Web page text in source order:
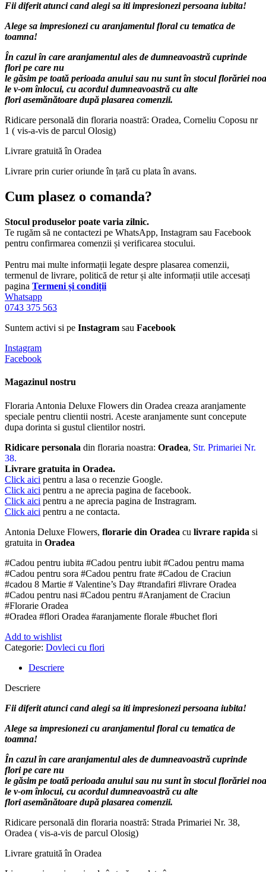
Fii diferit atunci cand alegi sa iti impresionezi persoana iubita!
Alege sa impresionezi cu aranjamentul floral cu tematica de
toamna!
În cazulîn care aranjamentulales de dumneavoastră cuprinde
flori pe care nu
le găsim pe toată perioada anuluisau nu sunt în stoculflorăriei
le v-om înlocui, cu acorduldumneavoastră cu alte
floriasemănătoare după plasarea comenzii.
Ridicare personală din floraria noastră: Oradea, Corneliu Coposu nr
1 ( vis-a-vis de parcul Olosig)
Livrare gratuită în Oradea
Livrare prin curier oriundeîn țară cu plata în avans.
Cum plasez o comanda?
Stocul produselor poate varia zilnic.
Te rugăm să ne contactezi pe WhatsApp, Instagram sau Facebook
pentru confirmarea comenzii și verificarea stocului.
Pentru mai multe informații legate despre plasarea comenzii,
termenul de livrare, politică de retur și alte informații utile accesați
pagina Termeni și condiții
Whatsapp
0743 375 563
Suntem activi si pe Instagram sau Facebook
Instagram
Facebook
Magazinul nostru
Floraria Antonia Deluxe Flowers din Oradea creaza aranjamente
speciale pentru clientii nostri. Aceste aranjamente sunt concepute
dupa dorinta si gustul clientilor nostri.
Ridicare personala din floraria noastra: Oradea, Str. Primariei Nr.
38.
Livrare gratuita in Oradea.
Click aici pentru a lasa o recenzie Google.
Click aici pentru a ne aprecia pagina de facebook.
Click aici pentru a ne aprecia pagina de Instragram.
Click aici pentru a ne contacta.
Antonia Deluxe Flowers, florarie din Oradea cu livrare rapida si
gratuita in Oradea
#Cadou pentru iubita #Cadou pentru iubit #Cadou pentru mama
#Cadou pentru sora #Cadou pentru frate #Cadou de Craciun
#cadou 8 Martie # Valentine’s Day #trandafiri #livrare Oradea
#Cadou pentru nasi #Cadou pentru #Aranjament de Craciun
#Florarie Oradea
#Oradea #flori Oradea #aranjamente florale #buchet flori
Add to wishlist
Categorie: Dovleci cu flori
Descriere
Descriere
Fii diferit atunci cand alegi sa iti impresionezi persoana iubita!
Alege sa impresionezi cu aranjamentul floral cu tematica de
toamna!
În cazulîn care aranjamentulales de dumneavoastră cuprinde
flori pe care nu
le găsim pe toată perioada anuluisau nu sunt în stoculflorăriei
le v-om înlocui, cu acorduldumneavoastră cu alte
floriasemănătoare după plasarea comenzii.
Ridicare personală din floraria noastră: Strada Primariei Nr. 38,
Oradea ( vis-a-vis de parcul Olosig)
Livrare gratuită în Oradea